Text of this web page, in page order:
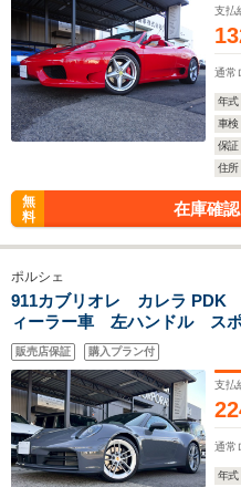
支払
通常
年式
車検
保証
住所
無
料
在庫確
ポルシェ
911カブリオレ カレラ
ィーラー車 左ハンドル ス
エクスクルーシブデザインホ
ステム 新車取説 保証書 ス
販売店保証 購入プラン付
支払
通常
年式